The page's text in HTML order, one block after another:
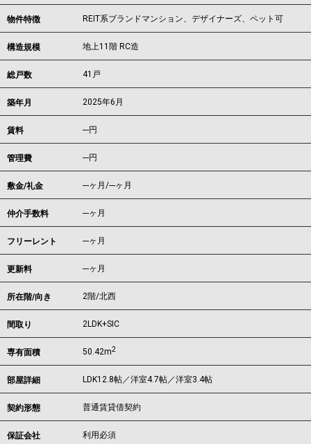
物件特徴 REIT系ブランドマンション、デザイナーズ、ペット可
構造規模 地上11階 RC造
総戸数 41戸
築年月 2025年6月
賃料 ---円
管理費 ---円
敷金/礼金 ---ヶ月/---ヶ月
仲介手数料 ---ヶ月
フリーレント ---ヶ月
更新料 ---ヶ月
所在階/向き 2階/北西
間取り 2LDK+SIC
専有面積 50.42m2
部屋詳細 LDK12.8帖／洋室4.7帖／洋室3.4帖
契約形態 普通賃貸借契約
保証会社 利用必須